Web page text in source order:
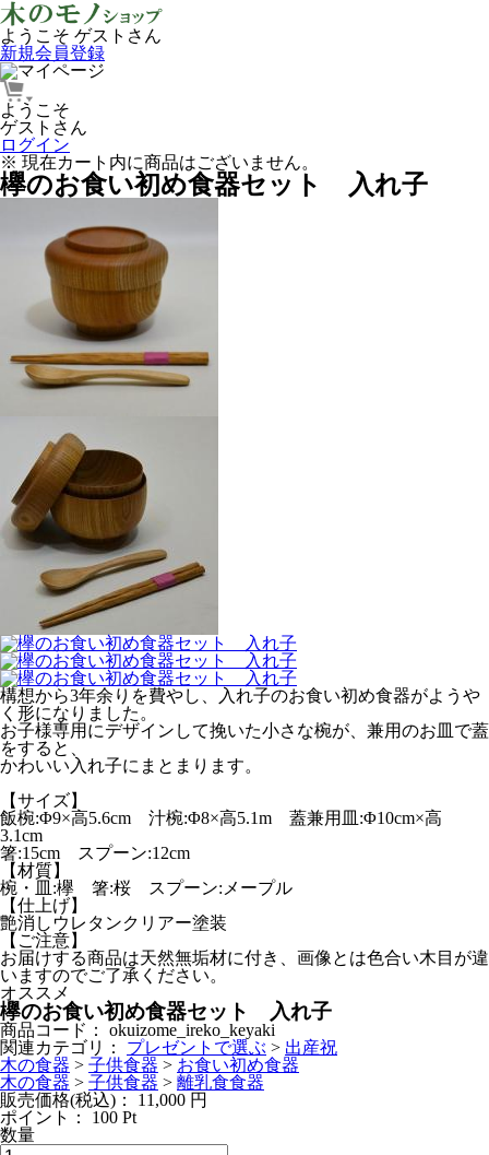
ようこそ ゲストさん
新規会員登録
ようこそ
ゲストさん
ログイン
※ 現在カート内に商品はございません。
欅のお食い初め食器セット 入れ子
構想から3年余りを費やし、入れ子のお食い初め食器がようや
く形になりました。
お子様専用にデザインして挽いた小さな椀が、兼用のお皿で蓋
をすると、
かわいい入れ子にまとまります。
【サイズ】
飯椀:Φ9×高5.6cm 汁椀:Φ8×高5.1m 蓋兼用皿:Φ10cm×高
3.1cm
箸:15cm スプーン:12cm
【材質】
椀・皿:欅 箸:桜 スプーン:メープル
【仕上げ】
艶消しウレタンクリアー塗装
【ご注意】
お届けする商品は天然無垢材に付き、画像とは色合い木目が違
いますのでご了承ください。
オススメ
欅のお食い初め食器セット 入れ子
商品コード：
okuizome_ireko_keyaki
関連カテゴリ：
プレゼントで選ぶ > 出産祝
木の食器 > 子供食器 > お食い初め食器
木の食器 > 子供食器 > 離乳食食器
販売価格(税込)：
11,000 円
ポイント：
100 Pt
数量